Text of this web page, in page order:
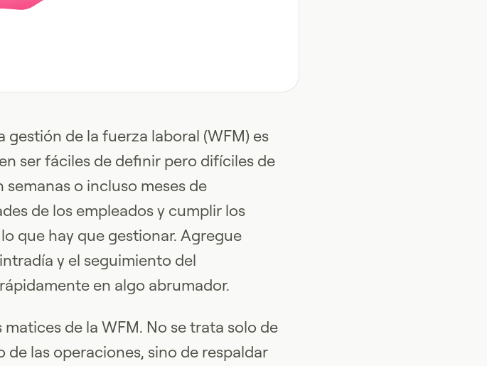
gestión de la fuerza laboral (WFM) es
ser fáciles de definir pero difíciles de
o incluso meses de
de los empleados y cumplir los
que hay que gestionar. Agregue
y el seguimiento del
en algo abrumador.
de la WFM. No se trata solo de
las operaciones, sino de respaldar